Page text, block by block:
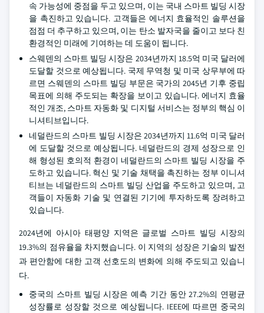
속 가능성에 중점을 두고 있으며, 이는 국내 스마트 빌딩 시장
을 촉진하고 있습니다. 고객들은 에너지 효율적인 솔루션을
점점 더 추구하고 있으며, 이는 탄소 발자국을 줄이고 보다 친
환경적인 미래에 기여하는 데 도움이 됩니다.
스웨덴의 스마트 빌딩 시장은 2034년까지 18.5억 미국 달러에
도달할 것으로 예상됩니다. 국제 무역청 및 미국 상무부에 따
르면 스웨덴의 스마트 빌딩 부문은 국가의 2045년 기후 중립
목표에 의해 주도되는 확장을 보이고 있습니다. 에너지 효율
적인 개조, 스마트 자동화 및 디지털 서비스는 정부의 핵심 이
니셔티브입니다.
네덜란드의 스마트 빌딩 시장은 2034년까지 11.6억 미국 달러
에 도달할 것으로 예상됩니다. 네덜란드의 경제 성장으로 인
해 형성된 호의적 환경이 네덜란드의 스마트 빌딩 시장을 주
도하고 있습니다. 혁신 및 기술 채택을 촉진하는 정부 이니셔
티브는 네덜란드의 스마트 빌딩 산업을 주도하고 있으며, 고
객들이 자동화 기술 및 연결된 기기에 투자하도록 장려하고
있습니다.
2024년에 아시아 태평양 지역은 글로벌 스마트 빌딩 시장의
19.3%의 점유율을 차지했습니다. 이 지역의 성장은 기술의 발전
과 편안함에 대한 고객 선호도의 변화에 의해 주도되고 있습니
다.
중국의 스마트 빌딩 시장은 예측 기간 동안 27.2%의 연평균
성장률로 성장할 것으로 예상됩니다. IEEE에 따르면 중국의